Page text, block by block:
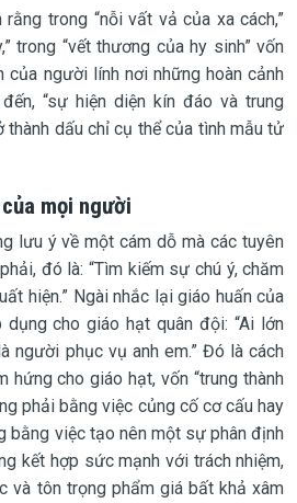
trong “nỗi vất vả của xa cách,”
trong “vết thương của hy sinh” vốn
người lính nơi những hoàn cảnh
“sự hiện diện kín đáo và trung
thành dấu chỉ cụ thể của tình mẫu tử
mọi người
lưu ý về một cám dỗ mà các tuyên
đó là: “Tìm kiếm sự chú ý, chăm
hiện.” Ngài nhắc lại giáo huấn của
cho giáo hạt quân đội: “Ai lớn
người phục vụ anh em.” Đó là cách
hứng cho giáo hạt, vốn “trung thành
phải bằng việc củng cố cơ cấu hay
bằng việc tạo nên một sự phân định
kết hợp sức mạnh với trách nhiệm,
và tôn trọng phẩm giá bất khả xâm